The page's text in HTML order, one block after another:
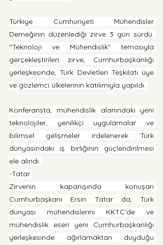
Türkiye Cumhuriyeti Mühendisler
Derneğinin düzenlediği zirve 3 gün sürdü.
“Teknoloji ve Mühendislik" temasıyla
gerçekleştirilen zirve, Cumhurbaşkanlığı
yerleşkesinde, Türk Devletleri Teşkilatı üye
ve gözlemci ülkelerinin katılımıyla yapıldı.
Konferansta, mühendislik alanındaki yeni
teknolojiler, yenilikçi uygulamalar ve
bilimsel gelişmeler irdelenerek Türk
dünyasındaki iş birliğinin güçlendirilmesi
ele alındı.
-Tatar
Zirvenin kapanışında konuşan
Cumhurbaşkanı Ersin Tatar da, Türk
dünyası mühendislerini KKTC’de ve
mühendislik eseri yeni Cumhurbaşkanlığı
yerleşkesinde ağırlamaktan duyduğu